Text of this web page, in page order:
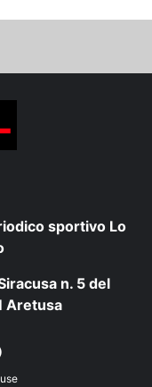
sportivo Lo
n. 5 del
Aretusa